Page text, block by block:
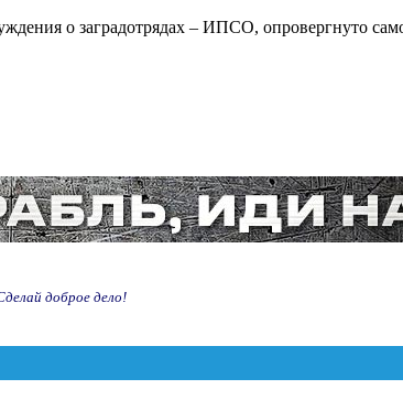
о заградотрядах – ИПСО, опровергнуто
доброе дело!